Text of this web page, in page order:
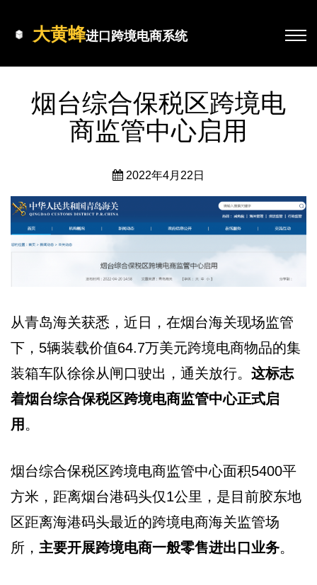
大黄蜂进口跨境电商系统
烟台综合保税区跨境电
商监管中心启用
2022年4月22日
从青岛海关获悉，近日，在烟台海关现场监管
下，5辆装载价值64.7万美元跨境电商物品的集
装箱车队徐徐从闸口驶出，通关放行。 这标志
着烟台综合保税区跨境电商监管中心正式启
用 。
烟台综合保税区跨境电商监管中心面积5400平
方米，距离烟台港码头仅1公里，是目前胶东地
区距离海港码头最近的跨境电商海关监管场
所， 主要开展跨境电商一般零售进出口业务。